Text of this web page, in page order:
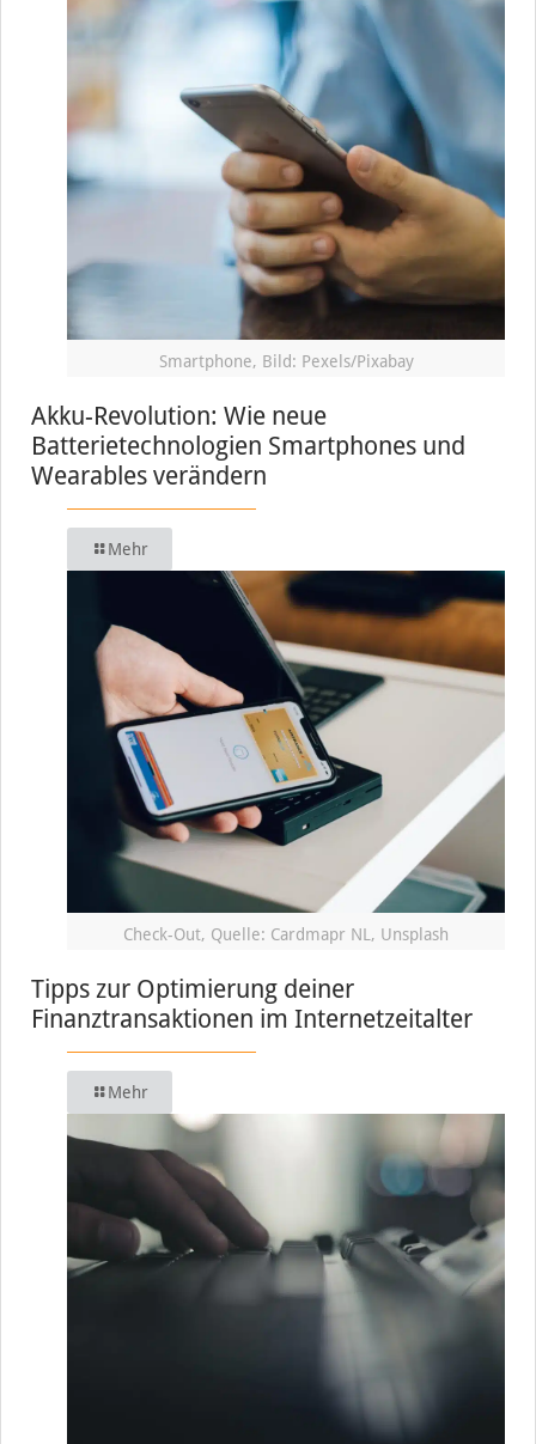
Smartphone, Bild: Pexels/Pixabay
Akku-Revolution: Wie neue
Batterietechnologien Smartphones und
Wearables verändern
Mehr
Check-Out, Quelle: Cardmapr NL, Unsplash
Tipps zur Optimierung deiner
Finanztransaktionen im Internetzeitalter
Mehr